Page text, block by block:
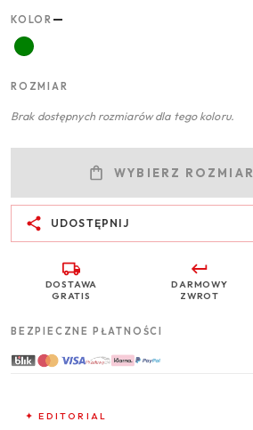
KOLOR —
ROZMIAR
Brak dostępnych rozmiarów dla tego koloru.
WYBIERZ ROZMIAR
UDOSTĘPNIJ
DOSTAWA
GRATIS
DARMOWY
ZWROT
BEZPIECZNE PŁATNOŚCI
✦ EDITORIAL